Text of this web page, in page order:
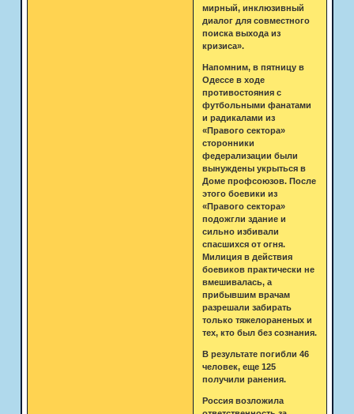
мирный, инклюзивный
диалог для совместного
поиска выхода из
кризиса».
Напомним, в пятницу в
Одессе в ходе
противостояния с
футбольными фанатами
и радикалами из
«Правого сектора»
сторонники
федерализации были
вынуждены укрыться в
Доме профсоюзов. После
этого боевики из
«Правого сектора»
подожгли здание и
сильно избивали
спасшихся от огня.
Милиция в действия
боевиков практически не
вмешивалась, а
прибывшим врачам
разрешали забирать
только тяжелораненых и
тех, кто был без сознания.
В результате погибли 46
человек, еще 125
получили ранения.
Россия возложила